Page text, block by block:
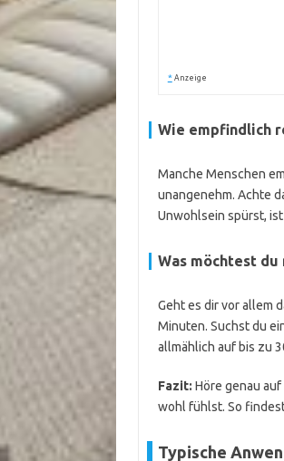
* Anzeige
Wie empfindlich
Manche Menschen
unangenehm. Achte
Unwohlsein spürst,
Was möchtest
Geht es dir vor allem
Minuten. Suchst du
allmählich auf bis zu
Fazit: Höre genau
wohl fühlst. So
Typische